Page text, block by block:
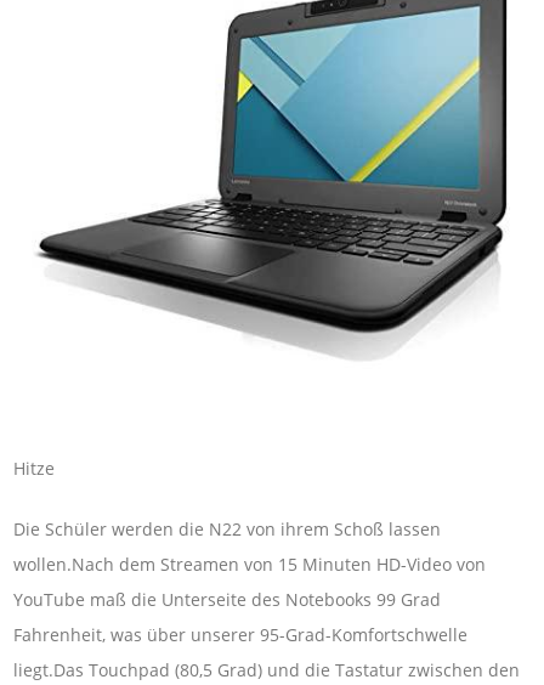
Hitze
Die Schüler werden die N22 von ihrem Schoß lassen
wollen.Nach dem Streamen von 15 Minuten HD-Video von
YouTube maß die Unterseite des Notebooks 99 Grad
Fahrenheit, was über unserer 95-Grad-Komfortschwelle
liegt.Das Touchpad (80,5 Grad) und die Tastatur zwischen den